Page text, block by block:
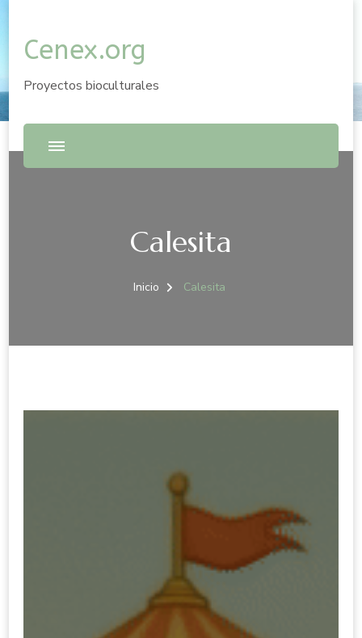
Cenex.org
Proyectos bioculturales
Calesita
Inicio Calesita